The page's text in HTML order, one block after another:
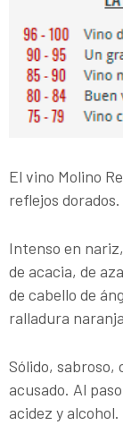
El vino Molino
reflejos dorados.
Intenso en
de acacia, de
de cabello de
ralladura
Sólido,
acusado. Al
acidez y